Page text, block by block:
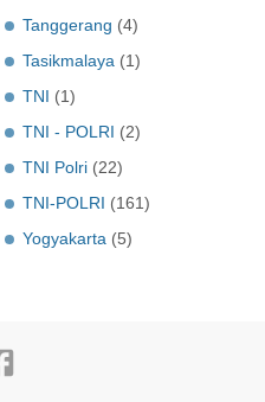
Tanggerang (4)
Tasikmalaya (1)
TNI (1)
TNI - POLRI (2)
TNI Polri (22)
TNI-POLRI (161)
Yogyakarta (5)